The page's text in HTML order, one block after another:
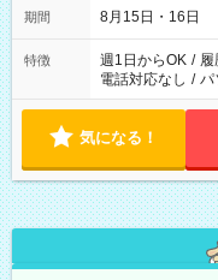
期間 8月15日・16日
特徴 週1日からOK / 履
電話対応なし / パ
気になる！